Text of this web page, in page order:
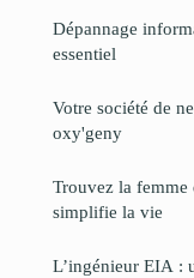
Dépannage
essentiel
Votre société de
oxy'geny
Trouvez la femme
simplifie la vie
L’ingénieur EIA :